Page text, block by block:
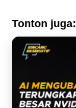
Tonton juga: